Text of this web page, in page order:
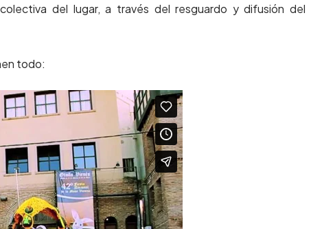
del lugar, a través del resguardo y difusión del
todo: